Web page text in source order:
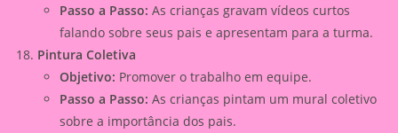
Passo a Passo: As crianças gravam vídeos curtos
falando sobre seus pais e apresentam para a turma.
Pintura Coletiva
Objetivo: Promover o trabalho em equipe.
Passo a Passo: As crianças pintam um mural coletivo
sobre a importância dos pais.